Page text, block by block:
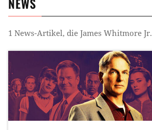
1 News-Artikel, die James Whitmore Jr.